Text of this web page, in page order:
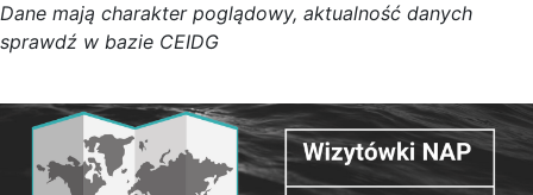
Dane mają charakter poglądowy, aktualność danych
sprawdź w bazie CEIDG